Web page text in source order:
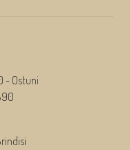
- Ostuni